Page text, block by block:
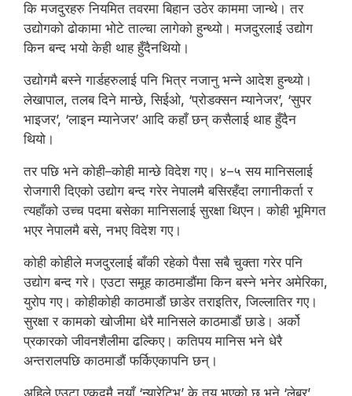
कि मजदुरहरु नियमित तवरमा बिहान उठेर काममा जान्थे। तर
उद्योगको ढोकामा भोटे ताल्चा लागेको हुन्थ्यो। मजदुरलाई उद्योग
किन बन्द भयो केही थाह हुँदैनथियो।
उद्योगमै बस्ने गार्डहरुलाई पनि भित्र नजानु भन्ने आदेश हुन्थ्यो।
लेखापाल, तलब दिने मान्छे, सिईओ, ‘प्रोडक्सन म्यानेजर’, ‘सुपर
भाइजर’, ‘लाइन म्यानेजर’ आदि कहाँ छन् कसैलाई थाह हुँदैन
थियो।
तर पछि भने कोही–कोही मान्छे विदेश गए। ४–५ सय मानिसलाई
रोजगारी दिएको उद्योग बन्द गरेर नेपालमै बसिरहँदा लगानीकर्ता र
त्यहाँको उच्च पदमा बसेका मानिसलाई सुरक्षा थिएन। कोही भूमिगत
भएर नेपालमै बसे, नभए विदेश गए।
कोही कोहीले मजदुरलाई बाँकी रहेको पैसा सबै चुक्ता गरेर पनि
उद्योग बन्द गरे। एउटा समूह काठमाडौंमा किन बस्ने भनेर अमेरिका,
युरोप गए। कोहीकोही काठमाडौं छाडेर तराइतिर, जिल्लातिर गए।
सुरक्षा र कामको खोजीमा धेरै मानिसले काठमाडौं छाडे। अर्को
प्रकारको जीवनशैलीमा ढल्किए। कतिपय मानिस भने धेरै
अन्तरालपछि काठमाडौं फर्किएकापनि छन्।
अहिले एउटा एकदमै नयाँ ‘न्यारेटिभ’ के तय भएको छ भने ‘लेबर’